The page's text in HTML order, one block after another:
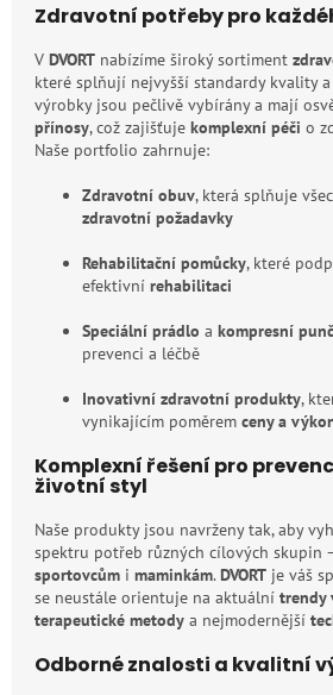
Zdravotní potřeby pro
V DVORT nabízíme široký sortiment
které splňují nejvyšší standardy kvality
výrobky jsou pečlivě vybírány a mají
přínosy, což zajišťuje komplexní péči o
Naše portfolio zahrnuje:
Zdravotní obuv, která splňuje
zdravotní požadavky
Rehabilitační pomůcky, které
efektivní rehabilitaci
Speciální prádlo a kompresní
prevenci a léčbě
Inovativní zdravotní produkty,
vynikajícím poměrem ceny a
Komplexní řešení pro
životní styl
Naše produkty jsou navrženy tak, aby
spektru potřeb různých cílových skupin
sportovcům i maminkám.DVORT je váš
se neustále orientuje na aktuální trendy
terapeutické metody a nejmodernější
Odborné znalosti a kvalitní